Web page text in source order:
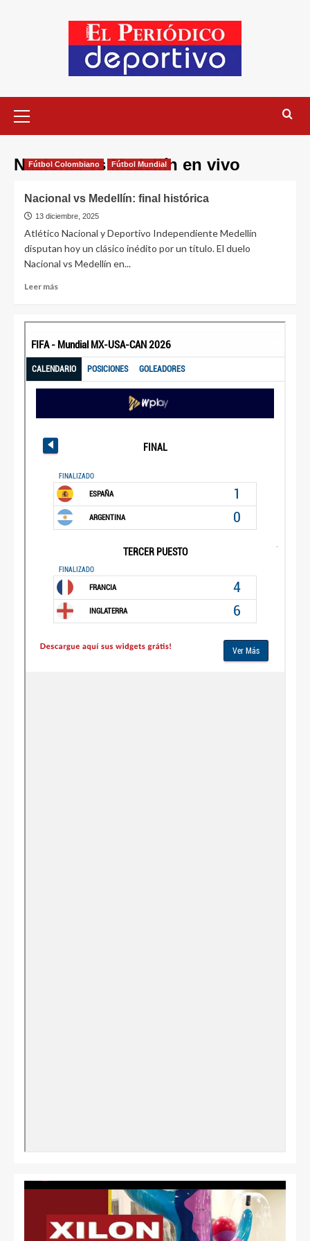
Nacional vs Medellín en vivo
Fútbol Colombiano Fútbol Mundial
Nacional vs Medellín: final histórica
13 diciembre, 2025
Atlético Nacional y Deportivo Independiente Medellín
disputan hoy un clásico inédito por un título. El duelo
Nacional vs Medellín en...
Leer más